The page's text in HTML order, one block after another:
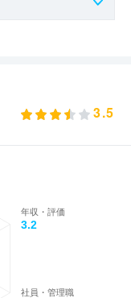
3.5
年収・評価
3.2
社員・管理職